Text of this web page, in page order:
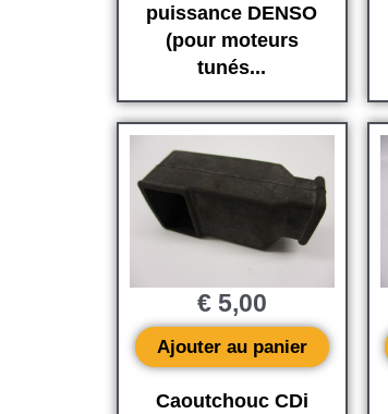
puissance DENSO
(pour moteurs
tunés...
Caoutchouc CDi
€5,00
Ajouter au panier